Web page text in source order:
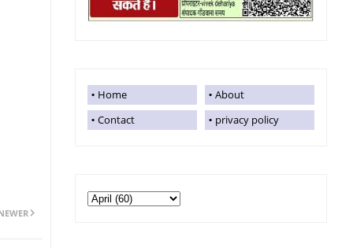
Home
About
Contact
privacy policy